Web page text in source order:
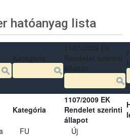
hatóanyag lista
Kategória
1107/2009 EK
Rendelet szerinti
állapot
FU
Új